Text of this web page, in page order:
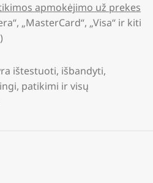
apmokėjimo už prekes
„MasterCard“, „Visa“ ir kiti
ištestuoti, išbandyti,
patikimi ir visų